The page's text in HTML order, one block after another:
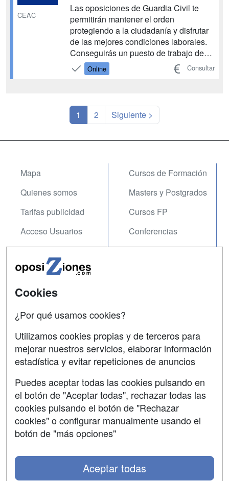
CEAC
Las oposiciones de Guardia Civil te
permitirán mantener el orden
protegiendo a la ciudadanía y disfrutar
de las mejores condiciones laborales.
Conseguirás un puesto de trabajo de
por vida, salarios atractivos y horarios
flexibles. ¡Conviértete en funcionario de
Oposiciones!...
Online Consultar
1 2 Siguiente >
Mapa
Quienes somos
Tarifas publicidad
Acceso Usuarios
Acceso Centros
Cursos de Formación
Masters y Postgrados
Cursos FP
Conferencias
Carreras
Contactar
Confidencialidad
Aviso legal
Copyleft
Grupo formazion:
Cookies
¿Por qué usamos cookies?
Utilizamos cookies propias y de terceros para
mejorar nuestros servicios, elaborar información
estadística y evitar repeticiones de anuncios
Puedes aceptar todas las cookies pulsando en
el botón de "Aceptar todas", rechazar todas las
cookies pulsando el botón de "Rechazar
cookies" o configurar manualmente usando el
botón de "más opciones"
Aceptar todas